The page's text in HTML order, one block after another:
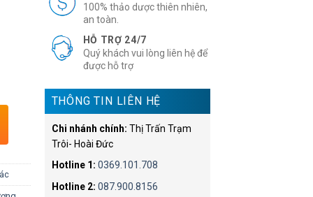
100% thảo dược thiên nhiên,
an toàn.
HỖ TRỢ 24/7
Quý khách vui lòng liên hệ để
được hỗ trợ
THÔNG TIN LIÊN HỆ
Chi nhánh chính: Thị Trấn Trạm
Trôi- Hoài Đức
Hotline 1: 0369.101.708
Hotline 2: 087.900.8156